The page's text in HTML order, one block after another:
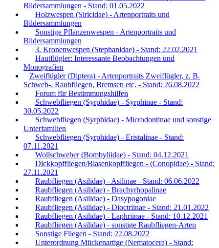
Bildersammlungen - Stand: 01.05.2022
Holzwespen (Siricidae) - Artenportraits und
Bildersammlungen
Sonstige Pflanzenwespen - Artenportraits und
Bildersammlungen
3. Kronenwespen (Stephanidae) - Stand: 22.02.2021
Hautflügler: Interessante Beobachtungen und
Monografien
Zweiflügler (Diptera) - Artenportraits Zweiflügler, z. B.
Schweb-, Raubfliegen, Bremsen etc. - Stand: 26.08.2022
Forum für Bestimmungshilfen
Schwebfliegen (Syrphidae) - Syrphinae - Stand:
30.05.2022
Schwebfliegen (Syrphidae) - Microdontinae und sonstige
Unterfamilien
Schwebfliegen (Syrphidae) - Eristalinae - Stand:
07.11.2021
Wollschweber (Bombyliidae) - Stand: 04.12.2021
Dickkopffliegen/Blasenkopffliegen - (Conopidae) - Stand:
27.11.2021
Raubfliegen (Asilidae) - Asilinae - Stand: 06.06.2022
Raubfliegen (Asilidae) - Brachyrhopalinae
Raubfliegen (Asilidae) - Dasypogoniae
Raubfliegen (Asilidae) - Dioctriinae - Stand: 21.01.2022
Raubfliegen (Asilidae) - Laphriinae - Stand: 10.12.2021
Raubfliegen (Asilidae) - sonstige Raubfliegen-Arten
Sonstige Fliegen - Stand: 22.08.2022
Unterordnung Mückenartige (Nematocera) - Stand: